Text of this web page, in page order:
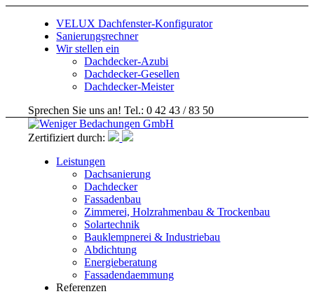
VELUX Dachfenster-Konfigurator
Sanierungsrechner
Wir stellen ein
Dachdecker-Azubi
Dachdecker-Gesellen
Dachdecker-Meister
Sprechen Sie uns an! Tel.: 0 42 43 / 83 50
Zertifiziert durch:
Leistungen
Dachsanierung
Dachdecker
Fassadenbau
Zimmerei, Holzrahmenbau & Trockenbau
Solartechnik
Bauklempnerei & Industriebau
Abdichtung
Energieberatung
Fassadendaemmung
Referenzen